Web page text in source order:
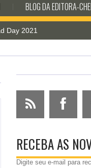
BLOG DA EDITORA-
Pescada à
RECEBA AS
Digite seu e-mail para